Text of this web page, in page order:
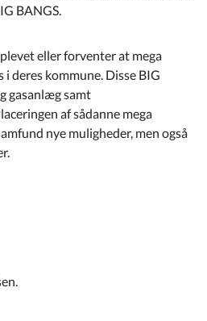
BANGS.
eller forventer at mega
deres kommune. Disse BIG
gasanlæg samt
af sådanne mega
nye muligheder, men også